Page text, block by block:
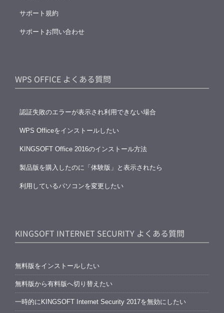
サポート規約
サポートお問い合わせ
WPS OFFICE よくある質問
認証失敗のエラーが表示され利用できない場合
WPS Officeをインストールしたい
KINGSOFT Office 2016のインストール方法
製品版を購入したのに「体験版」と表示されたら
利用しているパソコンを変更したい
KINGSOFT INTERNET SECURITY よくある質問
無料版をインストールしたい
無料版から有料版へ切り替えたい
一時的にKINGSOFT Internet Security 2017を無効にしたい